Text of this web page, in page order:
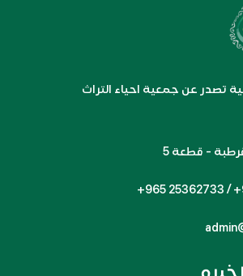
تصدر عن جمعية احياء التراث
- قطعة 5
+965 25362733 /